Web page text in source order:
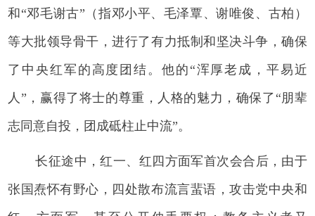
和“邓毛谢古”（指邓小平、毛泽覃、谢唯俊、古柏）
等大批领导骨干，进行了有力抵制和坚决斗争，确保
了中央红军的高度团结。他的“浑厚老成，平易近
人”，赢得了将士的尊重，人格的魅力，确保了“朋辈
志同意自投，团成砥柱止中流”。
长征途中，红一、红四方面军首次会合后，由于
张国焘怀有野心，四处散布流言蜚语，攻击党中央和